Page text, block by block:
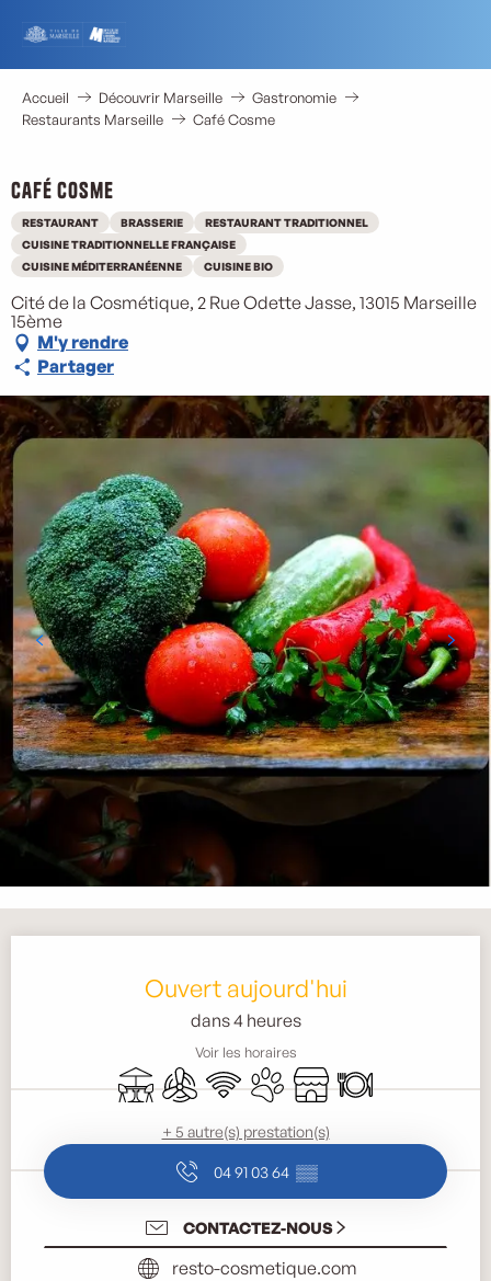
contenu
principal
Accueil Découvrir Marseille
Gastronomie
Restaurants Marseille
Café Cosme
Café Cosme
RESTAURANT BRASSERIE
RESTAURANT TRADITIONNEL
CUISINE TRADITIONNELLE FRANÇAISE
CUISINE MÉDITERRANÉENNE
CUISINE BIO
Cité de la Cosmétique, 2 Rue Odette Jasse, 13015 Marseille
15ème
M'y rendre
Partager
Ouvert aujourd'hui
dans 4 heures
Voir les horaires
TerrasseAir conditionné
WiFi Animaux acceptés
BoutiqueRestaurant
+ 5 autre(s) prestation(s)
04 91 03 64 ▒▒
CONTACTEZ-NOUS
resto-cosmetique.com